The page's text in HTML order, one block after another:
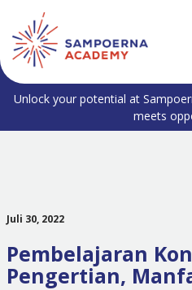
Unlock your potential at
meets
Juli 30, 2022
Pembelajaran
Pengertian,